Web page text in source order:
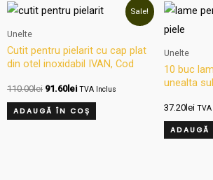
Sale!
Unelte
Cutit pentru pielarit cu cap plat
din otel inoxidabil IVAN, Cod
110.00lei
Prețul
110.00lei.
91.60lei
Prețul
TVA Inclus
ADAUGĂ ÎN COȘ
Unelte
10 buc
unealta
37.20lei
ADAUGĂ